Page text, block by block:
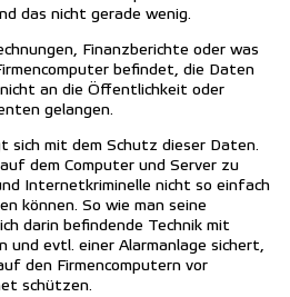
das nicht gerade wenig.
Finanzberichte oder was
befindet, die Daten
an die Öffentlichkeit oder
gelangen.
sich mit dem Schutz dieser Daten.
dem Computer und Server zu
Internetkriminelle nicht so einfach
können. So wie man seine
darin befindende Technik mit
und evtl. einer Alarmanlage sichert,
den Firmencomputern vor
schützen.